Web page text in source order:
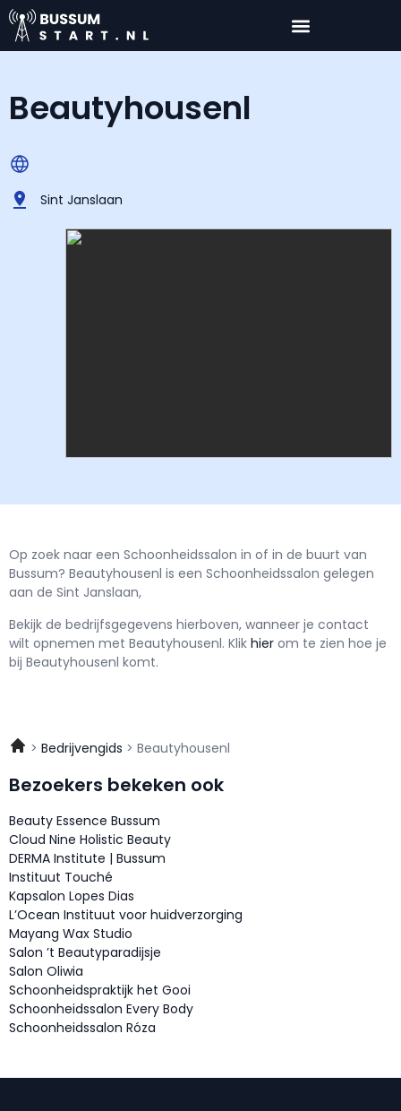
Beautyhousenl
Sint Janslaan
Op zoek naar een Schoonheidssalon in of in de buurt van
Bussum? Beautyhousenl is een Schoonheidssalon gelegen
aan de Sint Janslaan,
Bekijk de bedrijfsgegevens hierboven, wanneer je contact
wilt opnemen met Beautyhousenl. Klik hier om te zien hoe je
bij Beautyhousenl komt.
Bedrijvengids Beautyhousenl
Bezoekers bekeken ook
Beauty Essence Bussum
Cloud Nine Holistic Beauty
DERMA Institute | Bussum
Instituut Touché
Kapsalon Lopes Dias
L’Ocean Instituut voor huidverzorging
Mayang Wax Studio
Salon ’t Beautyparadijsje
Salon Oliwia
Schoonheidspraktijk het Gooi
Schoonheidssalon Every Body
Schoonheidssalon Róza